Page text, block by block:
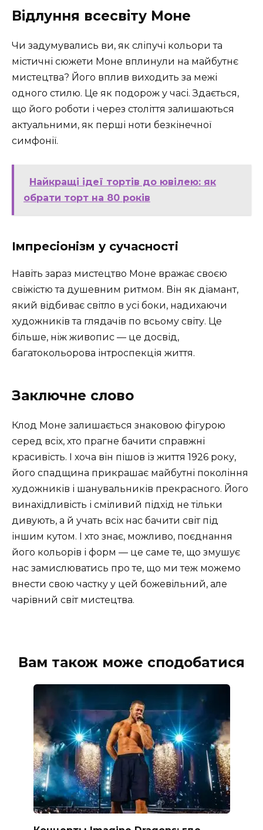
Відлуння всесвіту Моне
Чи задумувались ви, як сліпучі кольори та
містичні сюжети Моне вплинули на майбутнє
мистецтва? Його вплив виходить за межі
одного стилю. Це як подорож у часі. Здається,
що його роботи і через століття залишаються
актуальними, як перші ноти безкінечної
симфонії.
Найкращі ідеї тортів до ювілею: як
обрати торт на 80 років
Імпресіонізм у сучасності
Навіть зараз мистецтво Моне вражає своєю
свіжістю та душевним ритмом. Він як діамант,
який відбиває світло в усі боки, надихаючи
художників та глядачів по всьому світу. Це
більше, ніж живопис — це досвід,
багатокольорова інтроспекція життя.
Заключне слово
Клод Моне залишається знаковою фігурою
серед всіх, хто прагне бачити справжні
красивість. І хоча він пішов із життя 1926 року,
його спадщина прикрашає майбутні покоління
художників і шанувальників прекрасного. Його
винахідливість і сміливий підхід не тільки
дивують, а й учать всіх нас бачити світ під
іншим кутом. І хто знає, можливо, поєднання
його кольорів і форм — це саме те, що змушує
нас замислюватись про те, що ми теж можемо
внести свою частку у цей божевільний, але
чарівний світ мистецтва.
Вам також може сподобатися